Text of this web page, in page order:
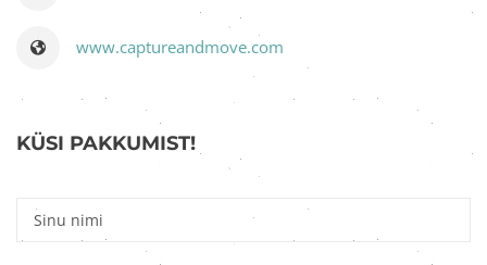
www.captureandmove.com
KÜSI PAKKUMIST!